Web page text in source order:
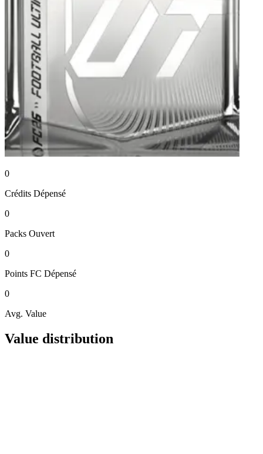
0
Crédits Dépensé
0
Packs Ouvert
0
Points FC Dépensé
0
Avg. Value
Value distribution